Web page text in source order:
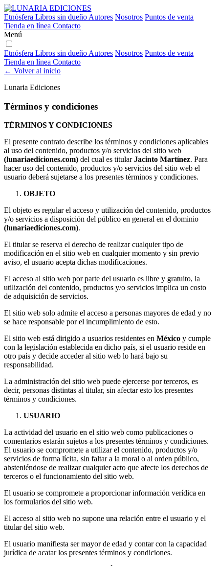
Etnósfera Libros sin dueño Autores Nosotros Puntos de venta
Tienda en línea Contacto
Menú
Etnósfera Libros sin dueño Autores Nosotros Puntos de venta
Tienda en línea Contacto
← Volver al inicio
Lunaria Ediciones
Términos y condiciones
TÉRMINOS Y CONDICIONES
El presente contrato describe los términos y condiciones aplicables
al uso del contenido, productos y/o servicios del sitio web
(lunariaediciones.com) del cual es titularJacinto Martínez. Para
hacer uso del contenido, productos y/o servicios del sitio web el
usuario deberá sujetarse a los presentes términos y condiciones.
OBJETO
El objeto es regular el acceso y utilización del contenido, productos
y/o servicios a disposición del público en general en el dominio
(lunariaediciones.com).
El titular se reserva el derecho de realizar cualquier tipo de
modificación en el sitio web en cualquier momento y sin previo
aviso, el usuario acepta dichas modificaciones.
El acceso al sitio web por parte del usuario es libre y gratuito, la
utilización del contenido, productos y/o servicios implica un costo
de adquisición de servicios.
El sitio web solo admite el acceso a personas mayores de edad y no
se hace responsable por el incumplimiento de esto.
El sitio web está dirigido a usuarios residentes en México y cumple
con la legislación establecida en dicho país, si el usuario reside en
otro país y decide acceder al sitio web lo hará bajo su
responsabilidad.
La administración del sitio web puede ejercerse por terceros, es
decir, personas distintas al titular, sin afectar esto los presentes
términos y condiciones.
USUARIO
La actividad del usuario en el sitio web como publicaciones o
comentarios estarán sujetos a los presentes términos y condiciones.
El usuario se compromete a utilizar el contenido, productos y/o
servicios de forma lícita, sin faltar a la moral o al orden público,
absteniéndose de realizar cualquier acto que afecte los derechos de
terceros o el funcionamiento del sitio web.
El usuario se compromete a proporcionar información verídica en
los formularios del sitio web.
El acceso al sitio web no supone una relación entre el usuario y el
titular del sitio web.
El usuario manifiesta ser mayor de edad y contar con la capacidad
jurídica de acatar los presentes términos y condiciones.